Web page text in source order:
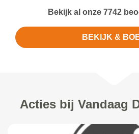
Bekijk al onze 7742
BEKIJK &
Acties bij Vandaag